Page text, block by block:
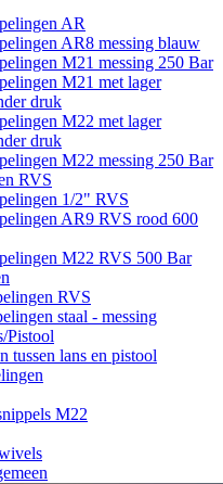
AR
AR8 messing blauw
M21 messing 250 Bar
M21 met lager
druk
M22 met lager
druk
M22 messing 250 Bar
RVS
1/2" RVS
AR9 RVS rood 600
M22 RVS 500 Bar
RVS
staal - messing
Pistool
tussen lans en pistool
M22